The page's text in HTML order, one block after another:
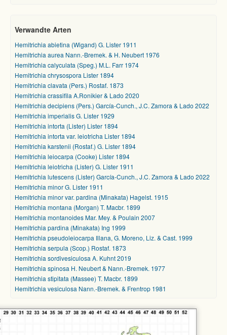
Verwandte Arten
Hemitrichia abietina (Wigand) G. Lister 1911
Hemitrichia aurea Nann.-Bremek. & H. Neubert 1976
Hemitrichia calyculata (Speg.) M.L. Farr 1974
Hemitrichia chrysospora Lister 1894
Hemitrichia clavata (Pers.) Rostaf. 1873
Hemitrichia crassifila A.Ronikier & Lado 2020
Hemitrichia decipiens (Pers.) García-Cunch., J.C. Zamora & Lado 2022
Hemitrichia imperialis G. Lister 1929
Hemitrichia intorta (Lister) Lister 1894
Hemitrichia intorta var. leiotricha Lister 1894
Hemitrichia karstenii (Rostaf.) G. Lister 1894
Hemitrichia leiocarpa (Cooke) Lister 1894
Hemitrichia leiotricha (Lister) G. Lister 1911
Hemitrichia lutescens (Lister) García-Cunch., J.C. Zamora & Lado 2022
Hemitrichia minor G. Lister 1911
Hemitrichia minor var. pardina (Minakata) Hagelst. 1915
Hemitrichia montana (Morgan) T. Macbr. 1899
Hemitrichia montanoides Mar. Mey. & Poulain 2007
Hemitrichia pardina (Minakata) Ing 1999
Hemitrichia pseudoleiocarpa Illana, G. Moreno, Liz. & Cast. 1999
Hemitrichia serpula (Scop.) Rostaf. 1873
Hemitrichia sordivesiculosa A. Kuhnt 2019
Hemitrichia spinosa H. Neubert & Nann.-Bremek. 1977
Hemitrichia stipitata (Massee) T. Macbr. 1899
Hemitrichia vesiculosa Nann.-Bremek. & Frentrop 1981